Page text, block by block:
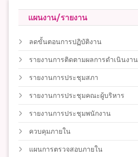
แผนงาน/รายงาน
ลดขั้นตอนการปฏิบัติงาน
รายงานการติดตามผลการดำเนินงาน
รายงานการประชุมสภา
รายงานการประชุมคณะผู้บริหาร
รายงานการประชุมพนักงาน
ควบคุมภายใน
แผนการตรวจสอบภายใน